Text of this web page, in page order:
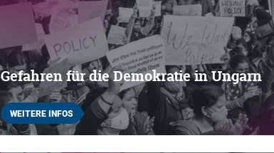
Gefahren für die Demokratie in Ungarn
WEITERE INFOS